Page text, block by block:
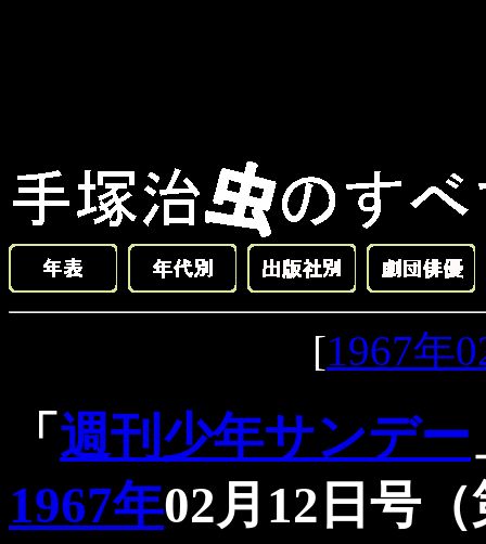
[1967年
「 週刊少年サンデー
1967年02月12日号